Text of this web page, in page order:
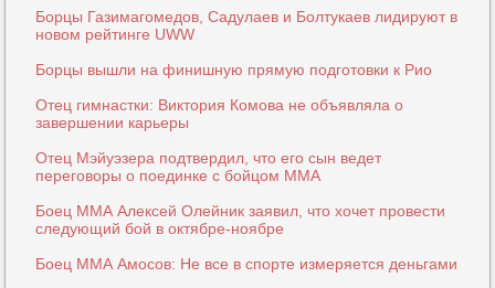
Борцы Газимагомедов, Садулаев и Болтукаев лидируют в
новом рейтинге UWW
Борцы вышли на финишную прямую подготовки к Рио
Отец гимнастки: Виктория Комова не объявляла о
завершении карьеры
Отец Мэйуэзера подтвердил, что его сын ведет
переговоры о поединке с бойцом ММА
Боец ММА Алексей Олейник заявил, что хочет провести
следующий бой в октябре-ноябре
Боец ММА Амосов: Не все в спорте измеряется деньгами